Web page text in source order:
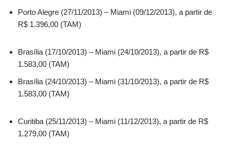
Porto Alegre (27/11/2013) – Miami (09/12/2013), a partir de
R$ 1.396,00 (TAM)
Brasília (17/10/2013) – Miami (24/10/2013), a partir de R$
1.583,00 (TAM)
Brasília (24/10/2013) – Miami (31/10/2013), a partir de R$
1.583,00 (TAM)
Curitiba (25/11/2013) – Miami (11/12/2013), a partir de R$
1.279,00 (TAM)